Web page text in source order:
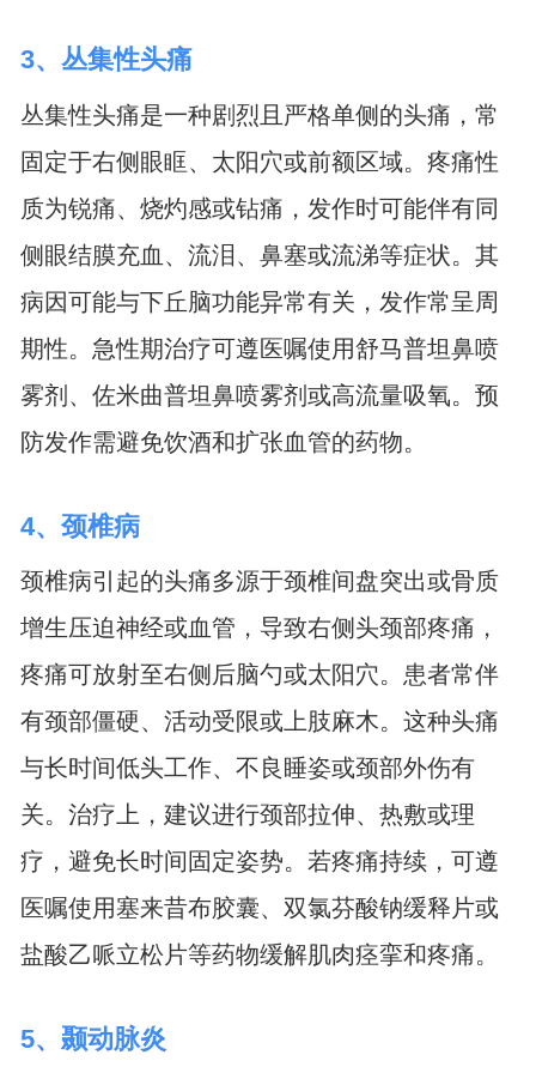
3、丛集性头痛
丛集性头痛是一种剧烈且严格单侧的头痛，常
固定于右侧眼眶、太阳穴或前额区域。疼痛性
质为锐痛、烧灼感或钻痛，发作时可能伴有同
侧眼结膜充血、流泪、鼻塞或流涕等症状。其
病因可能与下丘脑功能异常有关，发作常呈周
期性。急性期治疗可遵医嘱使用舒马普坦鼻喷
雾剂、佐米曲普坦鼻喷雾剂或高流量吸氧。预
防发作需避免饮酒和扩张血管的药物。
4、颈椎病
颈椎病引起的头痛多源于颈椎间盘突出或骨质
增生压迫神经或血管，导致右侧头颈部疼痛，
疼痛可放射至右侧后脑勺或太阳穴。患者常伴
有颈部僵硬、活动受限或上肢麻木。这种头痛
与长时间低头工作、不良睡姿或颈部外伤有
关。治疗上，建议进行颈部拉伸、热敷或理
疗，避免长时间固定姿势。若疼痛持续，可遵
医嘱使用塞来昔布胶囊、双氯芬酸钠缓释片或
盐酸乙哌立松片等药物缓解肌肉痉挛和疼痛。
5、颞动脉炎